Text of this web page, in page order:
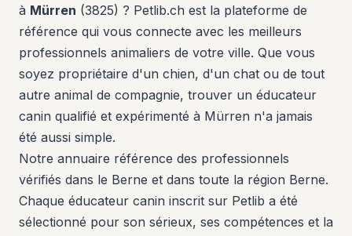
à Mürren (3825) ? Petlib.ch est la plateforme de
référence qui vous connecte avec les meilleurs
professionnels animaliers de votre ville. Que vous
soyez propriétaire d'un chien, d'un chat ou de tout
autre animal de compagnie, trouver un éducateur
canin qualifié et expérimenté à Mürren n'a jamais
été aussi simple.
Notre annuaire référence des professionnels
vérifiés dans le Berne et dans toute la région Berne.
Chaque éducateur canin inscrit sur Petlib a été
sélectionné pour son sérieux, ses compétences et la